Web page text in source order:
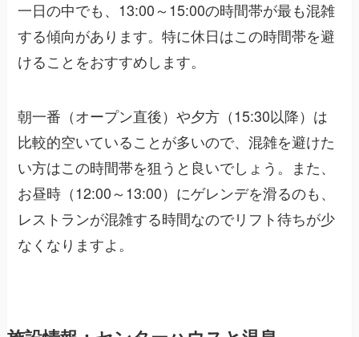
一日の中でも、13:00～15:00の時間帯が最も混雑
する傾向があります。特に休日はこの時間帯を避
けることをおすすめします。
朝一番（オープン直後）や夕方（15:30以降）は
比較的空いていることが多いので、混雑を避けた
い方はこの時間帯を狙うと良いでしょう。また、
お昼時（12:00～13:00）にゲレンデを滑るのも、
レストランが混雑する時間なのでリフト待ちが少
なくなりますよ。